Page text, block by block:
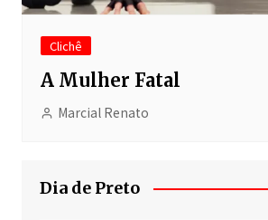
Clichê
A Mulher Fatal
Marcial Renato
Dia de Preto